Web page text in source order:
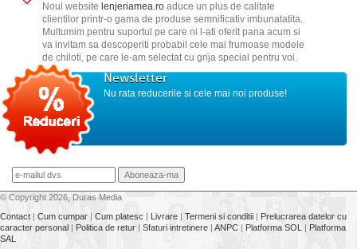
Noul website lenjeriamea.roaduce un plus de calitate
clientilor printr-o gama de produse semnificativ imbunatatita.
Multumim pentru suportul pe care ni l-ati oferit pana acum si
va invitam sa descoperiti probabil cele mai frumoase modele
de chiloti, pe care le-am selectat cu grija special pentru voi.
Newsletter
Nu rata reducerile si cele mai noi produse!
© Copyright 2026, Duras Media
Contact | Cum cumpar | Cum platesc | Livrare | Termeni si conditii | Prelucrarea datelor cu
caracter personal | Politica de retur | Sfaturi intretinere | ANPC | Platforma SOL | Platforma
SAL